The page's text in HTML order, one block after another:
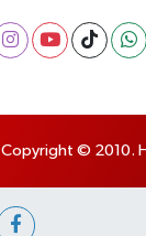
Copyright © 2010.